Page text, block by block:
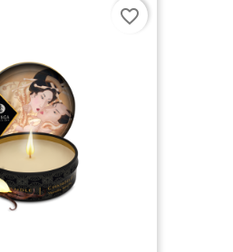
favorite_border